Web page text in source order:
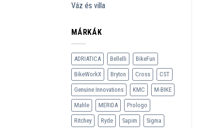
Váz és villa
MÁRKÁK
ADRIATICA Bellelli BikeFun
BikeWorkX Bryton Cross CST
Genuine Innovations KMC M-BIKE
Mahle MERIDA Prologo
Ritchey Ryde Sapim Sigma